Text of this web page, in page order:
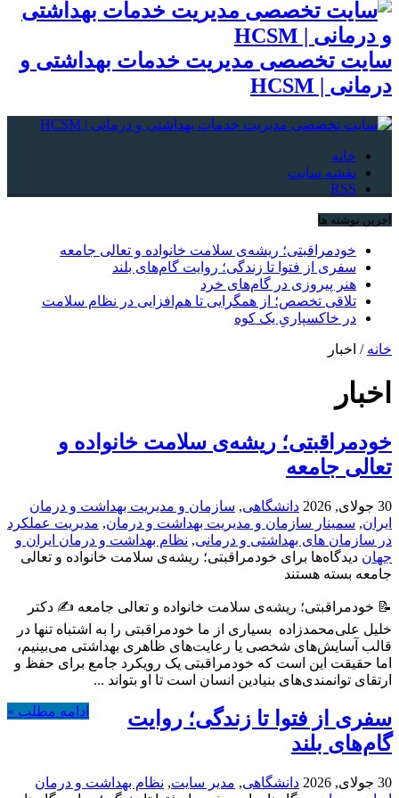
سایت تخصصی مدیریت خدمات بهداشتی و
درمانی | HCSM
خانه
نقشه سایت
RSS
آخرین نوشته ها
خودمراقبتی؛ ریشه‌ی سلامت خانواده و تعالی جامعه
سفری از فتوا تا زندگی؛ روایت گام‌های بلند
هنر پیروزی در گام‌های خرد
تلاقی تخصص؛ از همگرایی تا هم‌افزایی در نظام سلامت
در خاکسپاریِ یک کوه
خانه / اخبار
اخبار
خودمراقبتی؛ ریشه‌ی سلامت خانواده و
تعالی جامعه
30 جولای, 2026 دانشگاهی, سازمان و مدیریت بهداشت و درمان
ایران, سمینار سازمان و مدیریت بهداشت و درمان, مدیریت عملکرد
در سازمان های بهداشتی و درمانی, نظام بهداشت و درمان ایران و
جهان دیدگاه‌ها برای خودمراقبتی؛ ریشه‌ی سلامت خانواده و تعالی
جامعه بسته هستند
📝 خودمراقبتی؛ ریشه‌ی سلامت خانواده و تعالی جامعه ✍️ دکتر
خلیل علی‌محمدزاده ‌ بسیاری از ما خودمراقبتی را به اشتباه تنها در
قالب آسایش‌های شخصی یا رعایت‌های ظاهری بهداشتی می‌بینیم،
اما حقیقت این است که خودمراقبتی یک رویکرد جامع برای حفظ و
ارتقای توانمندی‌های بنیادین انسان است تا او بتواند ...
ادامه مطلب »
سفری از فتوا تا زندگی؛ روایت
گام‌های بلند
30 جولای, 2026 دانشگاهی, مدیر سایت, نظام بهداشت و درمان